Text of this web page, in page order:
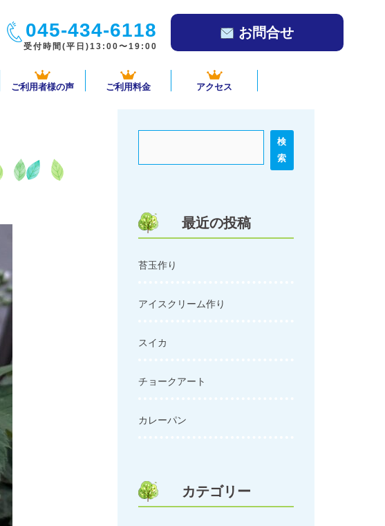
045-434-6118
受付時間(平日)13:00〜19:00
お問合せ
ご利用者様の声 ご利用料金 アクセス
検
索
最近の投稿
苔玉作り
アイスクリーム作り
スイカ
チョークアート
カレーパン
カテゴリー